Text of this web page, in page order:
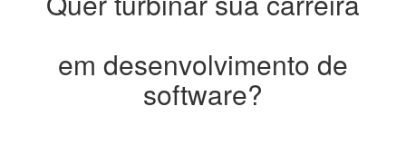
em desenvolvimento de
software?